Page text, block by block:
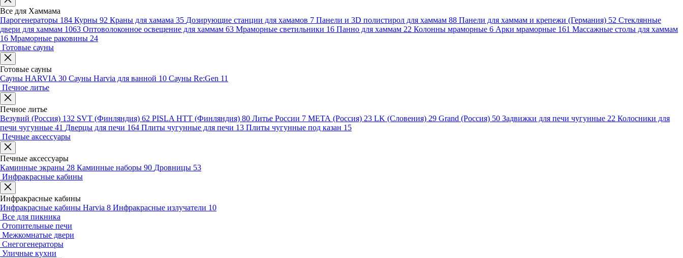
Все для Хаммама
Парогенераторы 184 Курны 92 Краны для хамама 35 Дозирующие станции для хамамов 7 Панели и 3D полистирол для хаммам 88 Панели для хаммам и крепежи (Германия) 52 Стеклянные
двери для хаммам 1063 Оптоволоконное освещение для хаммам 63 Мраморные светильники 16 Панно для хаммам 22 Колонны мраморные 6 Арки мраморные 161 Массажные столы для хаммам
16 Мраморные раковины 24
Готовые сауны
Готовые сауны
Сауны HARVIA 30 Сауны Harvia для ванной 10 Сауны Re:Gen 11
Печное литье
Печное литье
Везувий (Россия) 132 SVT (Финляндия) 62 PISLA HTT (Финляндия) 80 Литье России 7 МЕТА (Россия) 23 LK (Словения) 29 Grand (Россия) 50 Задвижки для печи чугунные 22 Колосники для
печи чугунные 41 Дверцы для печи 164 Плиты чугунные для печи 13 Плиты чугунные под казан 15
Печные аксессуары
Печные аксессуары
Каминные экраны 28 Каминные наборы 90 Дровницы 53
Инфракрасные кабины
Инфракрасные кабины
Инфракрасные кабины Harvia 8 Инфракрасные излучатели 10
Все для пикника
Отопительные печи
Межкомнатые двери
Снегогенераторы
Уличные кухни